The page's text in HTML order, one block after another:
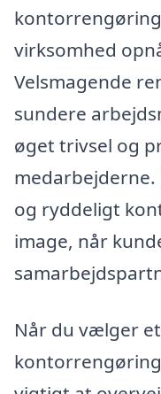
virksomhed
Velsmagende
sundere
øget trivsel og
og ryddeligt
image, når
Når du vælger